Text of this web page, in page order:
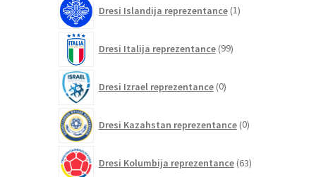
Dresi Islandija reprezentance 1izdelek
Dresi Italija reprezentance 99izdelkov
Dresi Izrael reprezentance 0izdelkov
Dresi Kazahstan reprezentance 0izdelkov
Dresi Kolumbija reprezentance 63izdelkov